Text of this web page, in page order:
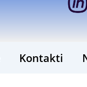
Kontakti